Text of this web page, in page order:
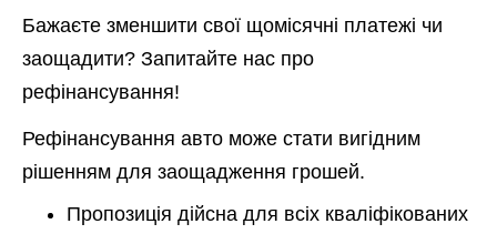
Бажаєте зменшити свої щомісячні платежі чи
заощадити? Запитайте нас про
рефінансування!
Рефінансування авто може стати вигідним
рішенням для заощадження грошей.
Пропозиція дійсна для всіх кваліфікованих